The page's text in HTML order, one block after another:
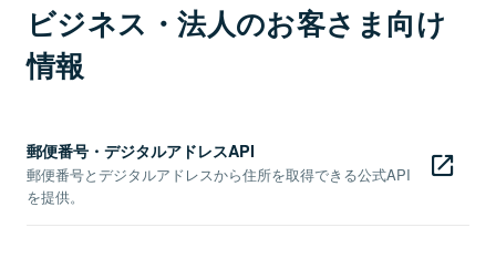
ビジネス・法人のお客さま向け
情報
郵便番号・デジタルアドレスAPI
郵便番号とデジタルアドレスから住所を取得できる公式API
を提供。